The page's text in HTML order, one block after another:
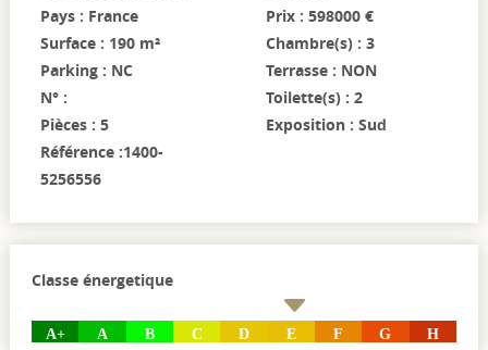
Pays : France
Surface : 190 m²
Parking : NC
N° :
Pièces : 5
Référence :1400-
5256556
Prix : 598000 €
Chambre(s) : 3
Terrasse : NON
Toilette(s) : 2
Exposition : Sud
Classe énergetique
A+ A B C D E F G H